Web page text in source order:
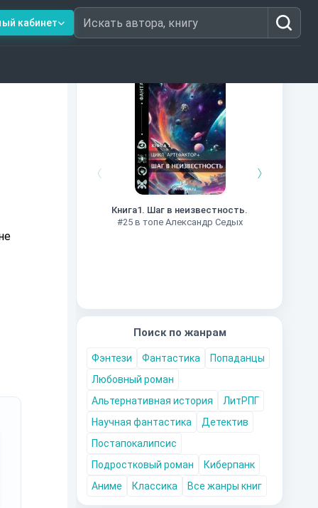
кабинет Искать автора, книгу
Книги из топ-100
Книга1. Шаг в неизвестность.
#25 в топе Александр Седых
Поиск по жанрам
Фэнтези Фантастика
Попаданцы
Любовный роман
Альтернативная история
ЛитРПГ
Научная фантастика
Детектив
Постапокалипсис
Подростковый роман
Киберпанк
Аниме
Классика Все жанры книг